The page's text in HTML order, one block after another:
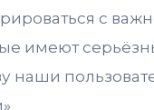
с
имеют
наши